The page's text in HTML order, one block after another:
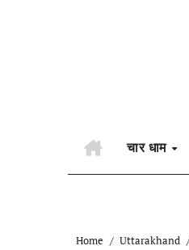
चार धाम
Home Uttarakhand